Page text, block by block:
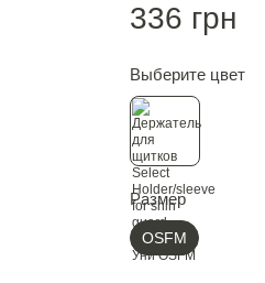
336 грн
Выберите цвет
Размер
OSFM